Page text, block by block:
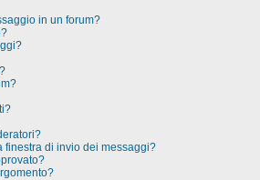
in un forum?
finestra di invio dei messaggi?